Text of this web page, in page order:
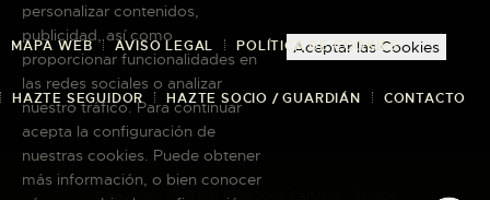
MAPA WEB AVISO LEGAL POLÍTICA DE COOKIES
HAZTE SEGUIDOR HAZTE SOCIO / GUARDIÁN CONTACTO
Copyright © 2026 El Museo Canario · Todos
personalizar contenidos,
publicidad, así como
proporcionar funcionalidades en
las redes sociales o analizar
nuestro tráfico. Para continuar
acepta la configuración de
nuestras cookies. Puede obtener
más información, o bien conocer
Aceptar las Cookies